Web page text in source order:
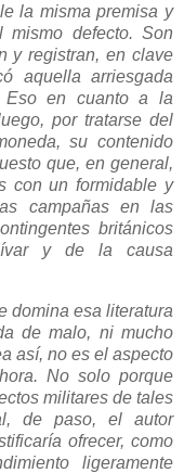
la misma premisa y
defecto. Son
y registran, en clave
aquella arriesgada
Eso en cuanto a la
por tratarse del
su contenido
que, en general,
con un formidable y
campañas en las
británicos
y de la causa
domina esa literatura
de malo, ni mucho
así, no es el aspecto
No solo porque
militares de tales
de paso, el autor
ofrecer, como
ligeramente